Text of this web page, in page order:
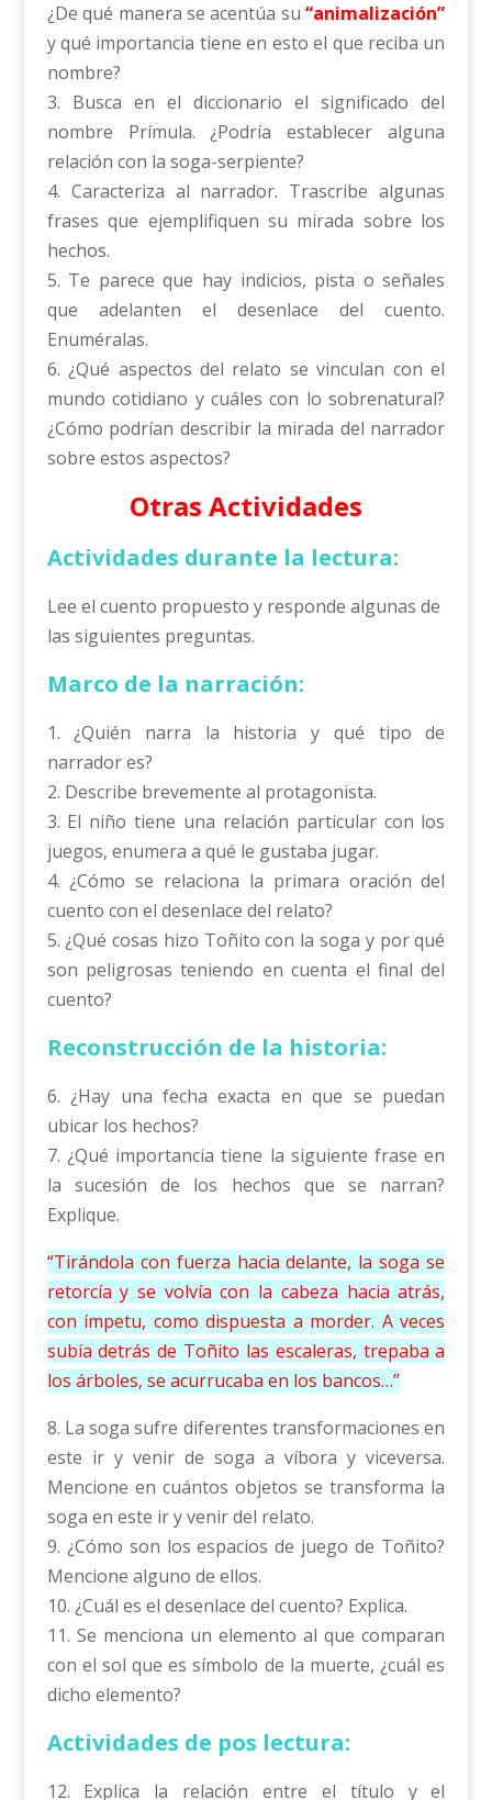
¿De qué manera se acentúa su“animalización”
y qué importancia tiene en esto el que reciba un
nombre?
3. Busca en el diccionario el significado del
nombre Prímula. ¿Podría establecer alguna
relación con la soga-serpiente?
4. Caracteriza al narrador. Trascribe algunas
frases que ejemplifiquen su mirada sobre los
hechos.
5. Te parece que hay indicios, pista o señales
que adelanten el desenlace del cuento.
Enuméralas.
6. ¿Qué aspectos del relato se vinculan con el
mundo cotidiano y cuáles con lo sobrenatural?
¿Cómo podrían describir la mirada del narrador
sobre estos aspectos?
Otras Actividades
Actividades durante la lectura:
Lee el cuento propuesto y responde algunas de
las siguientes preguntas.
Marco de la narración:
1. ¿Quién narra la historia y qué tipo de
narrador es?
2. Describe brevemente al protagonista.
3. El niño tiene una relación particular con los
juegos, enumera a qué le gustaba jugar.
4. ¿Cómo se relaciona la primara oración del
cuento con el desenlace del relato?
5. ¿Qué cosas hizo Toñito con la soga y por qué
son peligrosas teniendo en cuenta el final del
cuento?
Reconstrucción de la historia:
6. ¿Hay una fecha exacta en que se puedan
ubicar los hechos?
7. ¿Qué importancia tiene la siguiente frase en
la sucesión de los hechos que se narran?
Explique.
“Tirándola con fuerza hacia delante, la soga se
retorcía y se volvía con la cabeza hacia atrás,
con ímpetu, como dispuesta a morder. A veces
subía detrás de Toñito las escaleras, trepaba a
los árboles, se acurrucaba en los bancos…”
8. La soga sufre diferentes transformaciones en
este ir y venir de soga a víbora y viceversa.
Mencione en cuántos objetos se transforma la
soga en este ir y venir del relato.
9. ¿Cómo son los espacios de juego de Toñito?
Mencione alguno de ellos.
10. ¿Cuál es el desenlace del cuento? Explica.
11. Se menciona un elemento al que comparan
con el sol que es símbolo de la muerte, ¿cuál es
dicho elemento?
Actividades de pos lectura:
12. Explica la relación entre el título y el